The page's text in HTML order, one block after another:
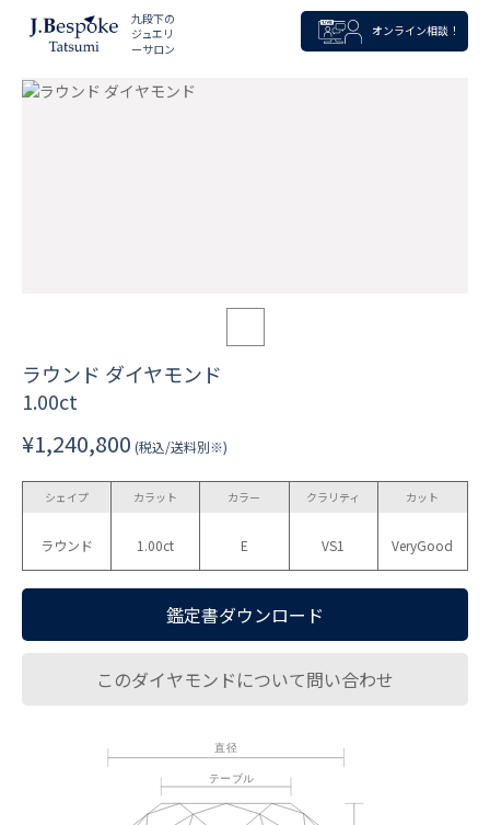
九段下の
ジュエリ
ーサロン
オンライン相談！
ラウンド ダイヤモンド
1.00ct
¥1,240,800 (税込/送料別※)
シェイプ
ラウンド
カラット
1.00ct
カラー
E
クラリティ
VS1
カット
VeryGood
鑑定書ダウンロード
このダイヤモンドについて問い合わせ